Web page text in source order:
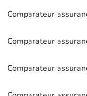
Comparateur
Comparateur
Comparateur